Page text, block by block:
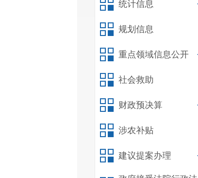
统计信息
规划信息
重点领域信息公开
社会救助
财政预决算
涉农补贴
建议提案办理